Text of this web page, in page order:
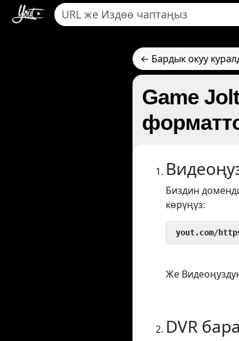
← Бардык окуу
Game
Биздин
көрүңүз:
yout.com/
Же
DVR